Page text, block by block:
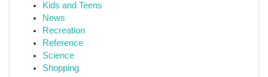
Kids and Teens
News
Recreation
Reference
Science
Shopping